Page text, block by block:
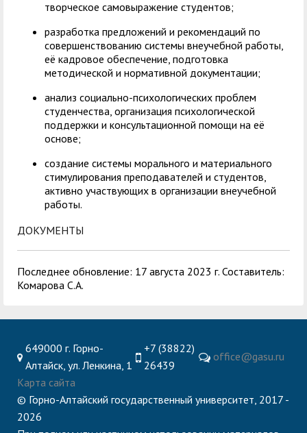
творческое самовыражение студентов;
разработка предложений и рекомендаций по
совершенствованию системы внеучебной работы,
её кадровое обеспечение, подготовка
методической и нормативной документации;
анализ социально-психологических проблем
студенчества, организация психологической
поддержки и консультационной помощи на её
основе;
создание системы морального и материального
стимулирования преподавателей и студентов,
активно участвующих в организации внеучебной
работы.
ДОКУМЕНТЫ
Последнее обновление: 17 августа 2023 г. Составитель:
Комарова С.А.
649000 г. Горно-
Алтайск, ул. Ленкина, 1
+7 (38822)
26439
office@gasu.ru
Карта сайта
© Горно-Алтайский государственный университет, 2017 -
2026